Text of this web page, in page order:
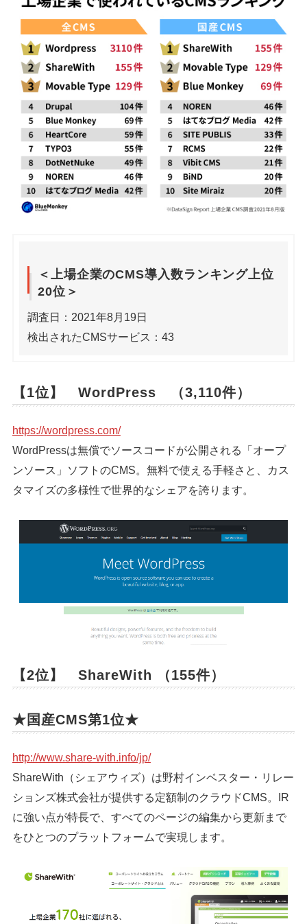
＜上場企業のCMS導入数ランキング上位
20位＞
調査日：2021年8月19日
検出されたCMSサービス：43
【1位】 WordPress （3,110件）
https://wordpress.com/
WordPressは無償でソースコードが公開される「オープ
ンソース」ソフトのCMS。無料で使える手軽さと、カス
タマイズの多様性で世界的なシェアを誇ります。
【2位】 ShareWith （155件）
★国産CMS第1位★
http://www.share-with.info/jp/
ShareWith（シェアウィズ）は野村インベスター・リレー
ションズ株式会社が提供する定額制のクラウドCMS。IR
に強い点が特長で、すべてのページの編集から更新まで
をひとつのプラットフォームで実現します。